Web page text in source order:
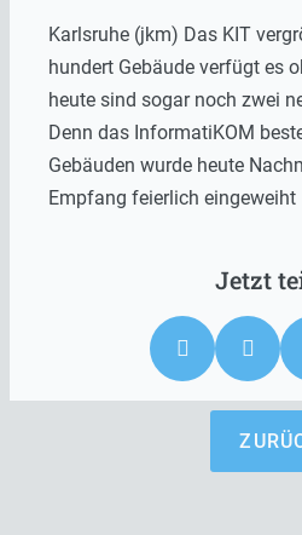
Karlsruhe (jkm) Das KIT
hundert Gebäude verfügt es
heute sind sogar noch zwei
Denn das InformatiKOM
Gebäuden wurde heute
Empfang feierlich eingeweiht